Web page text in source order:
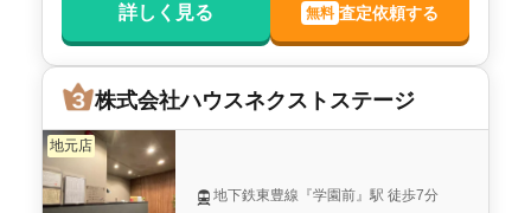
状態:更地 土地面積:149㎡
1,600万円 2026年5月
北海道札幌市手稲区前田七条十丁目
詳しく見る 無料 査定依頼する
株式会社ハウスネクストステージ
地元店
地下鉄東豊線『学園前』駅 徒歩7分